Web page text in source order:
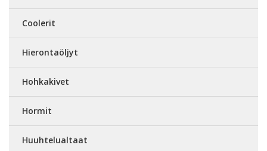
Coolerit
Hierontaöljyt
Hohkakivet
Hormit
Huuhtelualtaat